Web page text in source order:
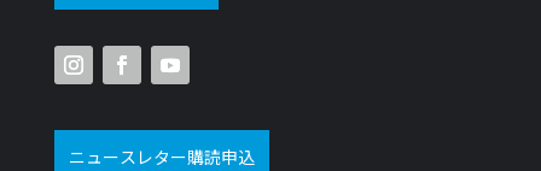
ニュースレター購読申込